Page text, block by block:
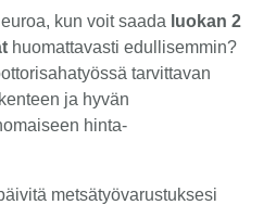
kun voit saada luokan 2
huomattavasti edullisemmin?
tarvittavan
ja hyvän
hinta-
metsätyövarustuksesi